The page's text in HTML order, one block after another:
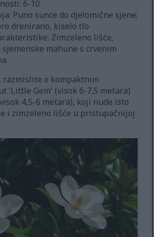
6-10
Puno sunce do djelomične sjene;
drenirano, kiselo tlo
Zimzeleno lišće,
mahune s crvenim
razmislite o kompaktnim
'Little Gem' (visok 6-7,5 metara)
4,5-6 metara), koji nude isto
i zimzeleno lišće u pristupačnijoj